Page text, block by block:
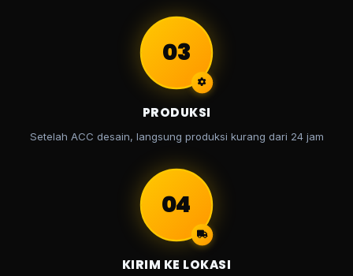
03
PRODUKSI
Setelah ACC desain, langsung produksi kurang dari 24 jam
04
KIRIM KE LOKASI